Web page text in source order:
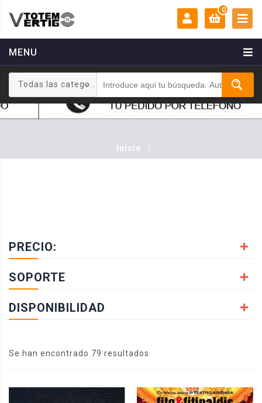
MENU
Todas las categorias
MI CUENTA:
Login
Registrarse
0
0 €
Inicio /
PRECIO:
SOPORTE
DISPONIBILIDAD
Se han encontrado 79 resultados